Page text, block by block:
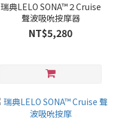
瑞典LELO SONA™２Cruise
聲波吸吮按摩器
NT$5,280